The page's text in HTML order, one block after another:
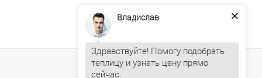
Владислав
Здравствуйте! Помогу подобрать
теплицу и узнать цену прямо